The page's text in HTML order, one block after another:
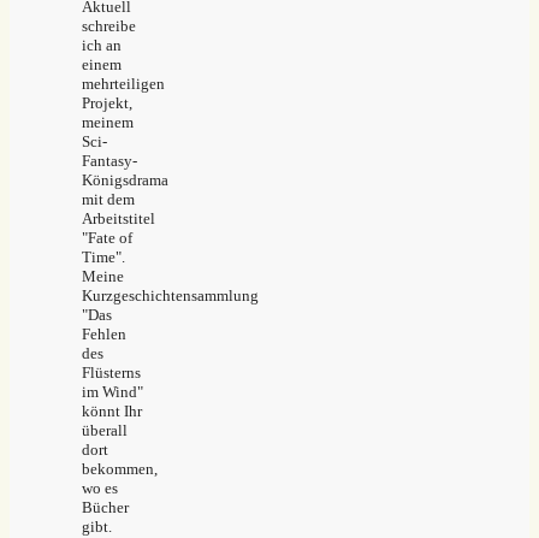
Aktuell
schreibe
ich an
einem
mehrteiligen
Projekt,
meinem
Sci-
Fantasy-
Königsdrama
mit dem
Arbeitstitel
"Fate of
Time".
Meine
Kurzgeschichtensammlung
"Das
Fehlen
des
Flüsterns
im Wind"
könnt Ihr
überall
dort
bekommen,
wo es
Bücher
gibt.